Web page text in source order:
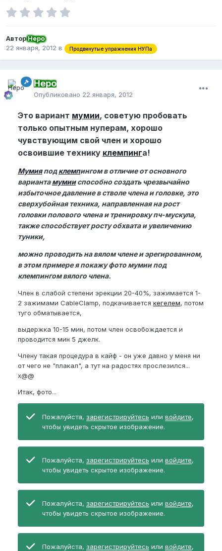
АвторНеро
22 января, 2012 в Продвинутые упражнения НУПа
Неро
Опубликовано 22 января, 2012
Это вариант мумии, советую пробовать
только опытным нуперам, хорошо
чувствующим свой член и хорошо
освоившие технику клемпинга!
Мумияподклемпингом в отличие от основного
вариантамумииспособно создать чрезвычайно
избыточное давление в стволе члена и головке, это
сверхубойная техника, направленная на рост
головки полового члена и тренировку пч-мускула,
также способствует росту обхвата и увеличению
туники,
можно проводить на вялом члене и эрегированном,
в этом примере я покажу фото мумии под
клемпингом вялого члена.
Член в слабой степени эрекции 20-40%, зажимается 1-
2 зажимами CableClamp, подкачивается кегелем, потом
туго обматывается,
выдержка 10-15 мин, потом член освобождается и
проводится мин 5 джелк.
Члену такая процедура в кайф - он уже давно у меня ни
от чего не "плакал", а тут на радостях прослезился...
x@@
Итак, фото...
Пожалуйста, зарегистрируйтесь или войдите,
чтобы увидеть скрытое изображение.
Пожалуйста, зарегистрируйтесь или войдите,
чтобы увидеть скрытое изображение.
Пожалуйста, зарегистрируйтесь или войдите,
чтобы увидеть скрытое изображение.
Пожалуйста, зарегистрируйтесь или войдите,